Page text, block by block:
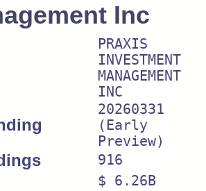
Inc
PRAXIS
INVESTMENT
MANAGEMENT
INC
20260331
(Early
Preview)
916
$ 6.26B